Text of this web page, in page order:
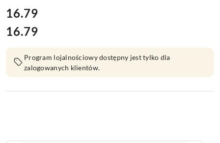
cena:
16.79
Cena:
16.79
Program lojalnościowy dostępny jest tylko dla
zalogowanych klientów.